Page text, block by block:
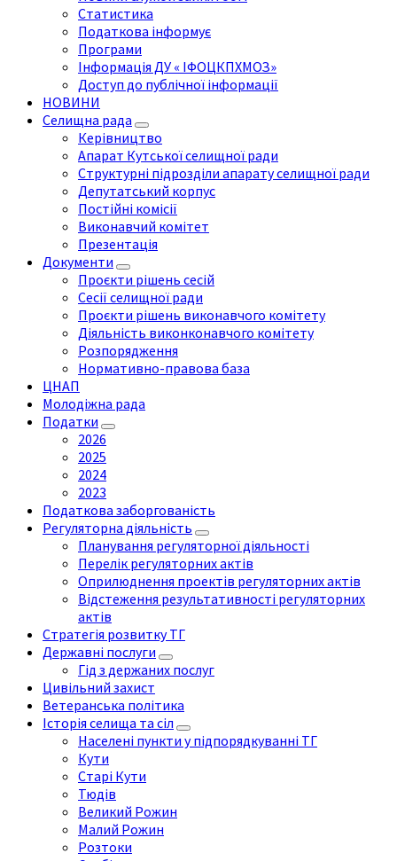
Статистика
Податкова інформує
Програми
Інформація ДУ « ІФОЦКПХМОЗ»
Доступ до публічної інформації
НОВИНИ
Селищна рада
Керівництво
Апарат Кутської селищної ради
Структурні підрозділи апарату селищної ради
Депутатський корпус
Постійні комісії
Виконавчий комітет
Презентація
Документи
Проєкти рішень сесій
Сесії селищної ради
Проєкти рішень виконавчого комітету
Діяльність виконконавчого комітету
Розпорядження
Нормативно-правова база
ЦНАП
Молодіжна рада
Податки
2026
2025
2024
2023
Податкова заборгованість
Регуляторна діяльність
Планування регуляторної діяльності
Перелік регуляторних актів
Оприлюднення проектів регуляторних актів
Відстеження результативності регуляторних
актів
Стратегія розвитку ТГ
Державні послуги
Гід з держаних послуг
Цивільний захист
Ветеранська політика
Історія селища та сіл
Населені пункти у підпорядкуванні ТГ
Кути
Старі Кути
Тюдів
Великий Рожин
Малий Рожин
Розтоки